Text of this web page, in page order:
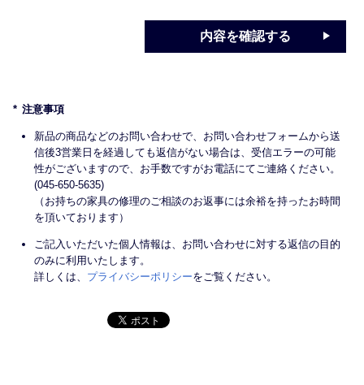
内容を確認する
注意事項
新品の商品などのお問い合わせで、お問い合わせフォームから送
信後3営業日を経過しても返信がない場合は、受信エラーの可能
性がございますので、お手数ですがお電話にてご連絡ください。
(045-650-5635)
（お持ちの家具の修理のご相談のお返事には余裕を持ったお時間
を頂いております）
ご記入いただいた個人情報は、お問い合わせに対する返信の目的
のみに利用いたします。
詳しくは、 プライバシーポリシーをご覧ください。